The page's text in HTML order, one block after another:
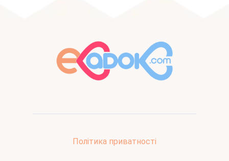
Політика приватності